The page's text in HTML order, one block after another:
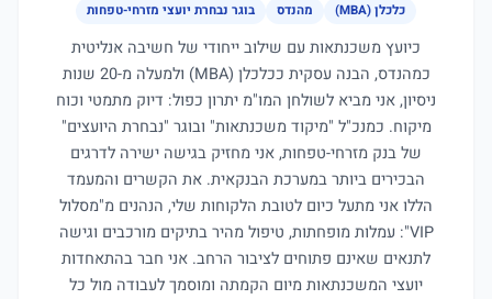
כלכלן (MBA) מהנדס בוגר נבחרת יועצי מזרחי-טפחות
כיועץ משכנתאות עם שילוב ייחודי של חשיבה אנליטית
כמהנדס, הבנה עסקית ככלכלן (MBA) ולמעלה מ-20 שנות
ניסיון, אני מביא לשולחן המו"מ יתרון כפול: דיוק מתמטי וכוח
מיקוח. כמנכ"ל "מיקוד משכנתאות" ובוגר "נבחרת היועצים"
של בנק מזרחי-טפחות, אני מחזיק בגישה ישירה לדרגים
הבכירים ביותר במערכת הבנקאית. את הקשרים והמעמד
הללו אני מתעל כיום לטובת הלקוחות שלי, הנהנים מ"מסלול
VIP": עמלות מופחתות, טיפול מהיר בתיקים מורכבים וגישה
לתנאים שאינם פתוחים לציבור הרחב. אני חבר בהתאחדות
יועצי המשכנתאות מיום הקמתה ומוסמך לעבודה מול כל